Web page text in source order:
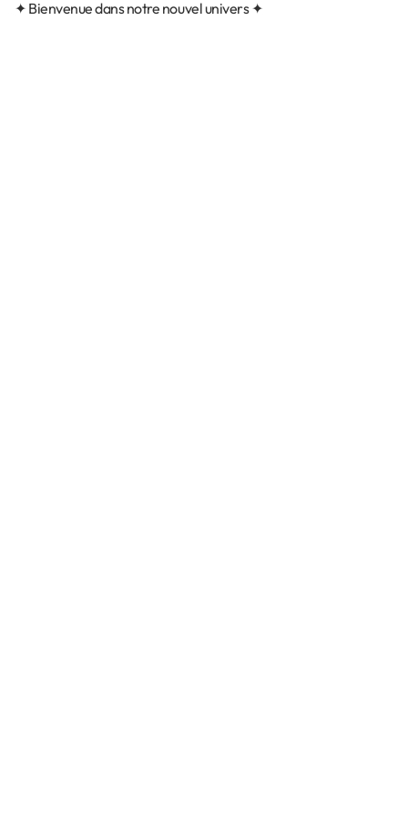
✦ Bienvenue dans notre nouvel univers ✦